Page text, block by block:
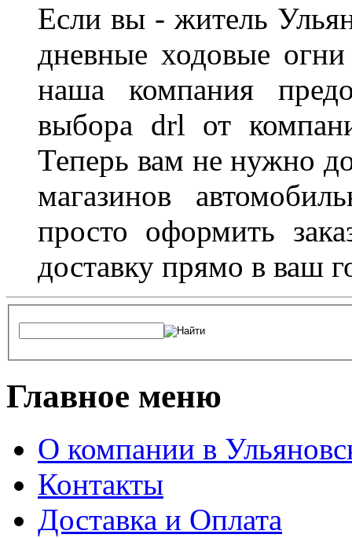
Если вы - житель
дневные ходовые
наша компания
выбора drl от
Теперь вам не нужно
магазинов
просто оформить
доставку прямо в ваш
Главное меню
О компании в
Контакты
Доставка и Оплата